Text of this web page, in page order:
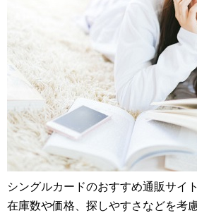
シングルカードのおすすめ通販サイ
在庫数や価格、探しやすさなどを考